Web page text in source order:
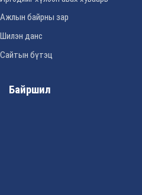
Ажлын байрны зар
Шилэн данс
Сайтын бүтэц
Байршил